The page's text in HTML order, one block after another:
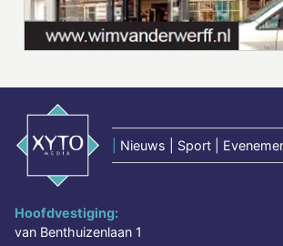
Nieuws | Sport |
Hoofdvestiging:
van Benthuizenlaan 1